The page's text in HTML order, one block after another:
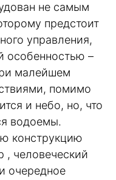
не самым
предстоит
управления,
особенностью –
малейшем
помимо
и небо, но, что
водоемы.
конструкцию
, человеческий
очередное